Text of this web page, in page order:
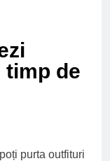
sau
contactului
timp de
purta outfituri